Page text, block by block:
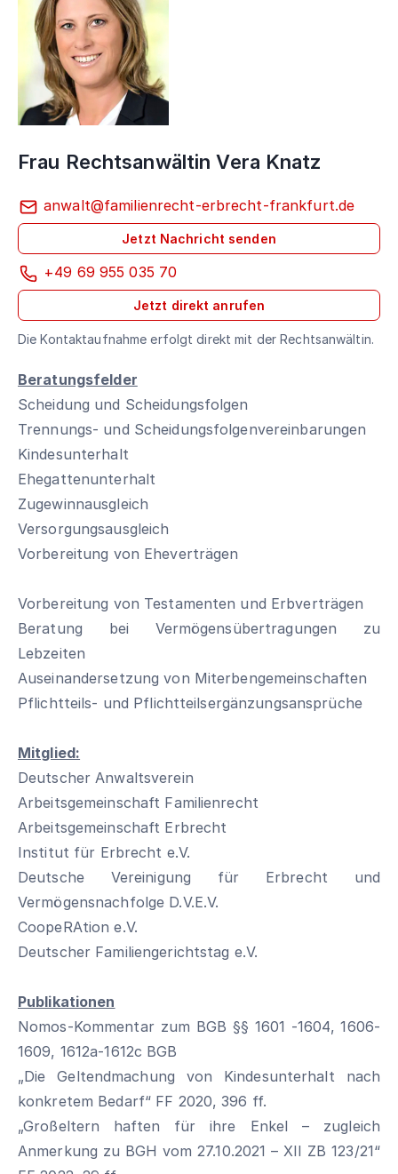
Frau Rechtsanwältin Vera Knatz
anwalt@familienrecht-erbrecht-frankfurt.de
Jetzt Nachricht senden
+49 69 955 035 70
Jetzt direkt anrufen
Die Kontaktaufnahme erfolgt direkt mit der Rechtsanwältin.
Beratungsfelder
Scheidung und Scheidungsfolgen
Trennungs- und Scheidungsfolgenvereinbarungen
Kindesunterhalt
Ehegattenunterhalt
Zugewinnausgleich
Versorgungsausgleich
Vorbereitung von Eheverträgen
Vorbereitung von Testamenten und Erbverträgen
Beratung bei Vermögensübertragungen zu
Lebzeiten
Auseinandersetzung von Miterbengemeinschaften
Pflichtteils- und Pflichtteilsergänzungsansprüche
Mitglied:
Deutscher Anwaltsverein
Arbeitsgemeinschaft Familienrecht
Arbeitsgemeinschaft Erbrecht
Institut für Erbrecht e.V.
Deutsche Vereinigung für Erbrecht und
Vermögensnachfolge D.V.E.V.
CoopeRAtion e.V.
Deutscher Familiengerichtstag e.V.
Publikationen
Nomos-Kommentar zum BGB §§ 1601 -1604, 1606-
1609, 1612a-1612c BGB
„Die Geltendmachung von Kindesunterhalt nach
konkretem Bedarf“ FF 2020, 396 ff.
„Großeltern haften für ihre Enkel – zugleich
Anmerkung zu BGH vom 27.10.2021 – XII ZB 123/21“